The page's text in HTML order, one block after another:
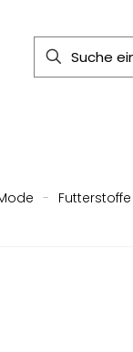
- Futterstoffe